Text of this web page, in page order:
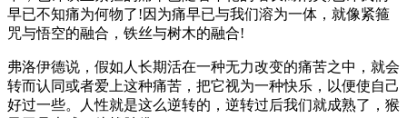
早已不知痛为何物了!因为痛早已与我们溶为一体，就像紧箍
咒与悟空的融合，铁丝与树木的融合!
弗洛伊德说，假如人长期活在一种无力改变的痛苦之中，就会
转而认同或者爱上这种痛苦，把它视为一种快乐，以便使自己
好过一些。人性就是这么逆转的，逆转过后我们就成熟了，猴